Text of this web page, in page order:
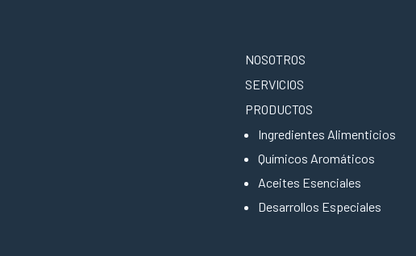
NOSOTROS
SERVICIOS
PRODUCTOS
Ingredientes Alimenticios
Químicos Aromáticos
Aceites Esenciales
Desarrollos Especiales